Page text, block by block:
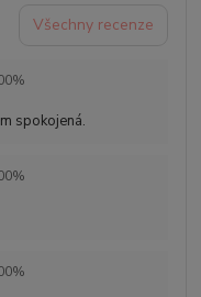
Všechny recenze
spokojená.